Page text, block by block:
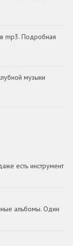
mp3. Подробная
музыки
есть инструмент
альбомы. Один